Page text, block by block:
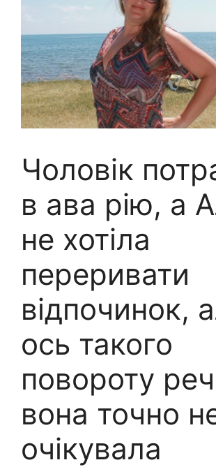
Чоловік
в ава pію, а
не хотіла
переривати
відпочинок,
ось такого
повороту
вона точно
очікувала